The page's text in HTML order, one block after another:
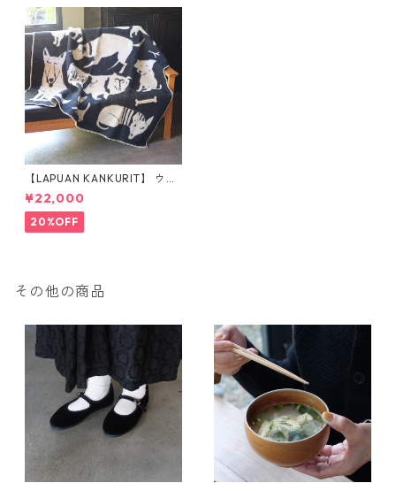
【LAPUAN KANKURIT】 ウー
ルブランケット（フル130×18
0cm）
¥22,000
20%OFF
その他の商品